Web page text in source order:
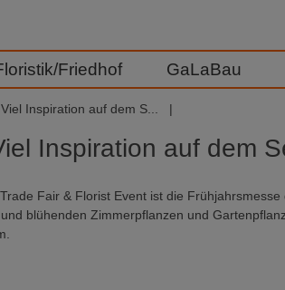
Friedhof GaLaBau
Inspiration auf dem S...
Inspiration auf dem
Fair & Florist Event ist die
blühenden Zimmerpflanzen und